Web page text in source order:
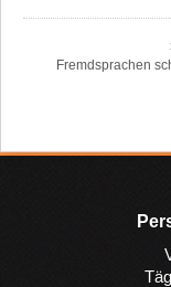
Fremdsprachen